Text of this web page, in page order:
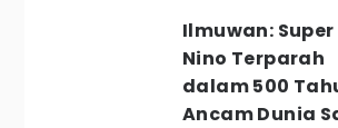
Ilmuwan: Super
Nino Terparah
dalam 500
Ancam Dunia